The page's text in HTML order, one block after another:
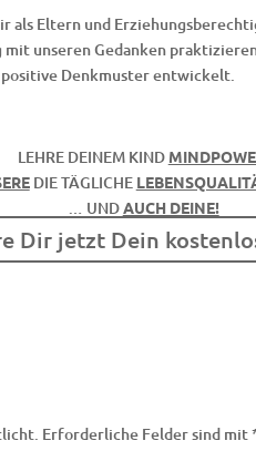
als Eltern und
unseren Gedanken
positive Denkmuster entwickelt.
LEHRE DEINEM KIND
DIE TÄGLICHE
… UNDAUCH DEINE!
Dir jetzt Dein
Erforderliche Felder sind mit